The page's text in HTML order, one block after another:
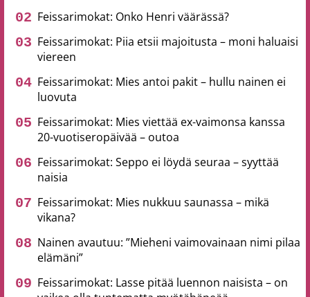
Feissarimokat: Onko Henri väärässä?
Feissarimokat: Piia etsii majoitusta – moni haluaisi
viereen
Feissarimokat: Mies antoi pakit – hullu nainen ei
luovuta
Feissarimokat: Mies viettää ex-vaimonsa kanssa
20-vuotiseropäivää – outoa
Feissarimokat: Seppo ei löydä seuraa – syyttää
naisia
Feissarimokat: Mies nukkuu saunassa – mikä
vikana?
Nainen avautuu: ”Mieheni vaimovainaan nimi pilaa
elämäni”
Feissarimokat: Lasse pitää luennon naisista – on